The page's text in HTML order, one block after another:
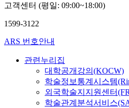
고객센터 (평일: 09:00~18:00)
1599-3122
ARS 번호안내
관련누리집
대학공개강의(KOCW)
학술정보통계시스템
외국학술지지원센터
학술관계분석서비스